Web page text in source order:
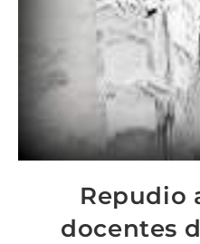
Repudio
docentes